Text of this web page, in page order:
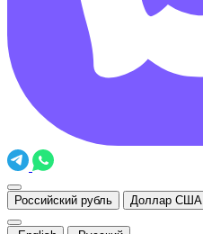
Российский рубль Доллар США